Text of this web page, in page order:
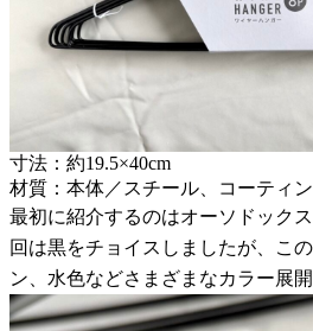
寸法：約19.5×40cm
材質：本体／スチール、コーティ
最初に紹介するのはオーソドック
回は黒をチョイスしましたが、こ
ン、水色などさまざまなカラー展